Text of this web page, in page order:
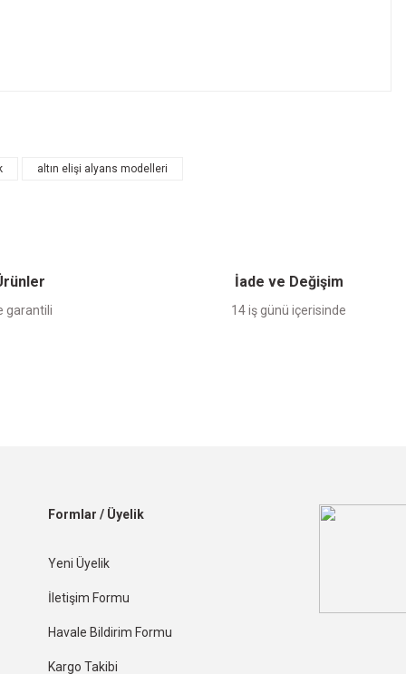
altın elişi alyans modelleri
garantili
İade ve Değişim
14 iş günü içerisinde
Formlar / Üyelik
Yeni Üyelik
İletişim Formu
Havale Bildirim Formu
Kargo Takibi